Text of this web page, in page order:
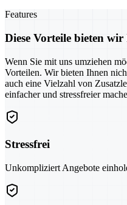
Features
Diese Vorteile bieten wir
Wenn Sie mit uns umziehen
Vorteilen. Wir bieten Ihnen
auch eine Vielzahl von
einfacher und stressfreier
Stressfrei
Unkompliziert Angebote